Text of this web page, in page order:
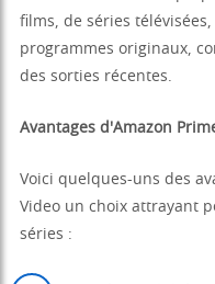
films, de séries
programmes originaux,
des sorties récentes.
Avantages d'Amazon
Voici quelques-uns des
Video un choix attrayant
séries :